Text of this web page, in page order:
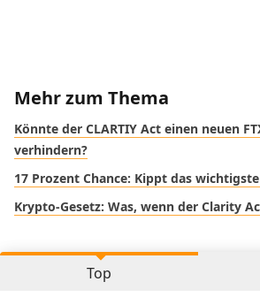
Mehr zum Thema
Könnte der CLARTIY Act einen neuen
verhindern?
17 Prozent Chance: Kippt das
Krypto-Gesetz: Was, wenn der Clarity
Top